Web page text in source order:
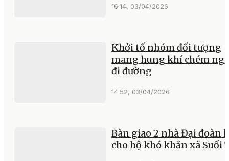
16:14, 03/04/2026
Khởi tố nhóm đối tượng
mang hung khí chém
đi đường
14:52, 03/04/2026
Bàn giao 2 nhà Đại đoàn
cho hộ khó khăn xã Suối